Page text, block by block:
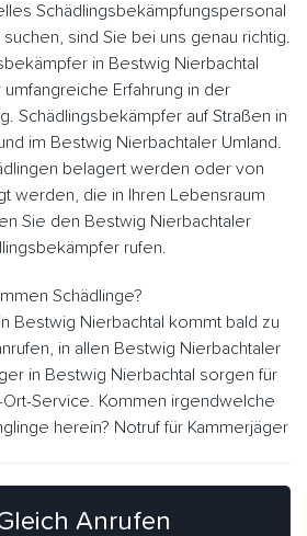
Schädlingsbekämpfungspersonal
sind Sie bei uns genau richtig.
in Bestwig Nierbachtal
Erfahrung in der
Schädlingsbekämpfer auf Straßen in
im Bestwig Nierbachtaler Umland.
belagert werden oder von
werden, die in Ihren Lebensraum
Sie den Bestwig Nierbachtaler
rufen.
Schädlinge?
Bestwig Nierbachtal kommt bald zu
in allen Bestwig Nierbachtaler
in Bestwig Nierbachtal sorgen für
Service. Kommen irgendwelche
herein? Notruf für Kammerjäger
Anrufen